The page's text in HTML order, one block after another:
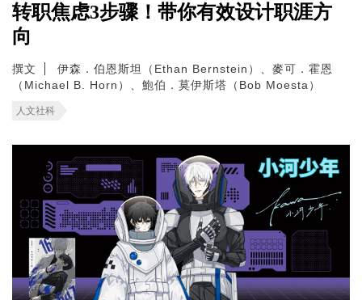
转职焦虑3步骤！带你有效设计职涯方
向
撰文
伊森．伯恩斯坦（Ethan Bernstein）、麥可．霍恩
（Michael B. Horn）、鮑伯．莫伊斯塔（Bob Moesta）
人文社科